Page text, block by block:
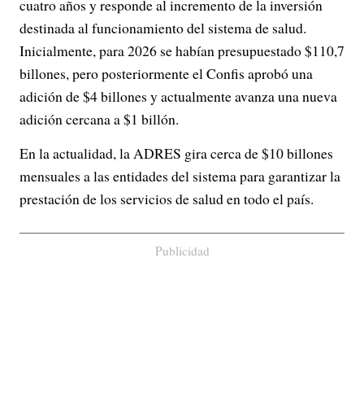
cuatro años y responde al incremento de la inversión
destinada al funcionamiento del sistema de salud.
Inicialmente, para 2026 se habían presupuestado $110,7
billones, pero posteriormente el Confis aprobó una
adición de $4 billones y actualmente avanza una nueva
adición cercana a $1 billón.
En la actualidad, la ADRES gira cerca de $10 billones
mensuales a las entidades del sistema para garantizar la
prestación de los servicios de salud en todo el país.
Publicidad